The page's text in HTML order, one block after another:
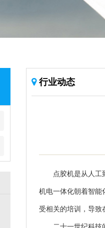
行业动态
点胶机是从人工到
机电一体化朝着智能
受相关的培训，导致